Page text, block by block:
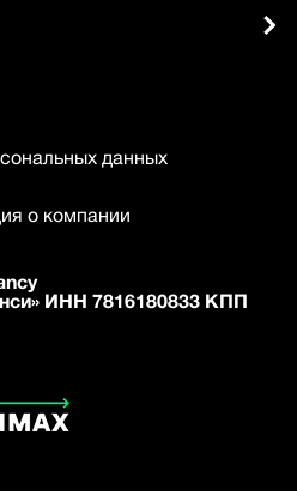
данных
о компании
ИНН 7816180833 КПП